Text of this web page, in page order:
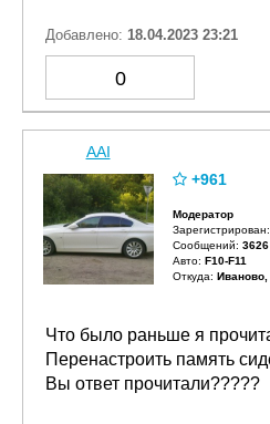
Добавлено: 18.04.2023 23:21
0
AAI
+961
Модератор
Зарегистрирован:
Сообщений: 3626
Авто: F10-F11
Откуда:
Что было раньше я
Перенастроить память
Вы ответ прочитали?????